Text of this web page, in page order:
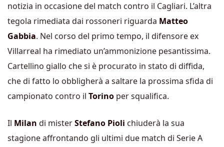
notizia in occasione del match contro il Cagliari. L’altra
tegola rimediata dai rossoneri riguarda Matteo
Gabbia. Nel corso del primo tempo, il difensore ex
Villarreal ha rimediato un’ammonizione pesantissima.
Cartellino giallo che si è procurato in stato di diffida,
che di fatto lo obbligherà a saltare la prossima sfida di
campionato contro il Torino per squalifica.
Il Milan di misterStefano Pioli chiuderà la sua
stagione affrontando gli ultimi due match di Serie A